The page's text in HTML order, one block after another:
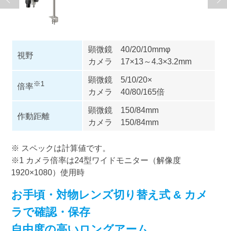
視野
顕微鏡 40/20/10mmφ
カメラ 17×13～4.3×3.2mm
倍率※1
顕微鏡 5/10/20×
カメラ 40/80/165倍
作動距離
顕微鏡 150/84mm
カメラ 150/84mm
※ スペックは計算値です。
※1 カメラ倍率は24型ワイドモニター（解像度
1920×1080）使用時
お手頃・対物レンズ切り替え式 & カメ
ラで確認・保存